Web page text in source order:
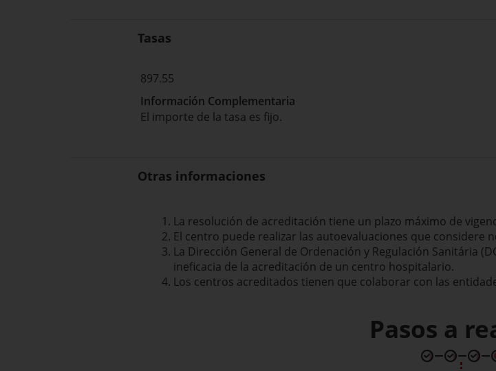
Tasas
897.55
Información Complementaria
El importe de la tasa es fijo.
Otras informaciones
La resolución de acreditación tiene un plazo máximo de
El centro puede realizar las autoevaluaciones que considere
La Dirección General de Ordenación y Regulación Sanitária
ineficacia de la acreditación de un centro hospitalario.
Los centros acreditados tienen que colaborar con las
Pasos a